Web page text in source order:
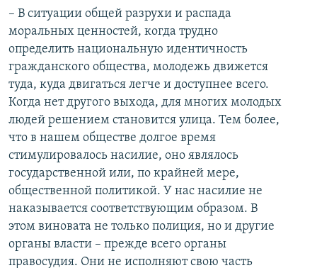
– В ситуации общей разрухи и распада
моральных ценностей, когда трудно
определить национальную идентичность
гражданского общества, молодежь движется
туда, куда двигаться легче и доступнее всего.
Когда нет другого выхода, для многих молодых
людей решением становится улица. Тем более,
что в нашем обществе долгое время
стимулировалось насилие, оно являлось
государственной или, по крайней мере,
общественной политикой. У нас насилие не
наказывается соответствующим образом. В
этом виновата не только полиция, но и другие
органы власти – прежде всего органы
правосудия. Они не исполняют свою часть